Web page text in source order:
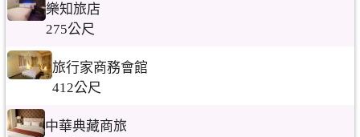
樂知旅店
275公尺
旅行家商務會館
412公尺
中華典藏商旅